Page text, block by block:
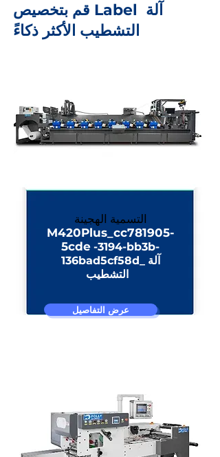
قم بتخصيص Label آلة
التشطيب الأكثر ذكاءً
التسمية الهجينة
M420Plus_cc781905-
5cde -3194-bb3b-
136bad5cf58d_
آلة
التشطيب
عرض التفاصيل